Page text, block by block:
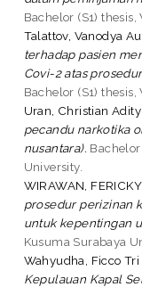
Bachelor (S1)
Talattov, Vanodya
terhadap pasien
Covi-2 atas
Bachelor (S1)
Uran, Christian Adity
pecandu narkotika
nusantara).
University.
WIRAWAN,
prosedur perizinan
untuk kepentingan
Kusuma Surabaya
Wahyudha, Ficco Tri
Kepulauan Kapal